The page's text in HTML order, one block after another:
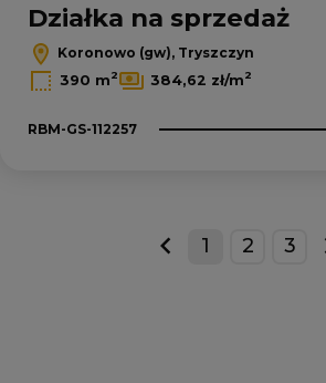
Działka na sprzedaż
Koronowo (gw), Tryszczyn
390 m2 384,62 zł/m2
RBM-GS-112257
prev
1 2 3